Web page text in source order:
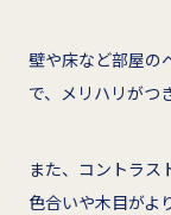
壁や床など部屋の
で、メリハリがつ
また、コントラス
色合いや木目がよ